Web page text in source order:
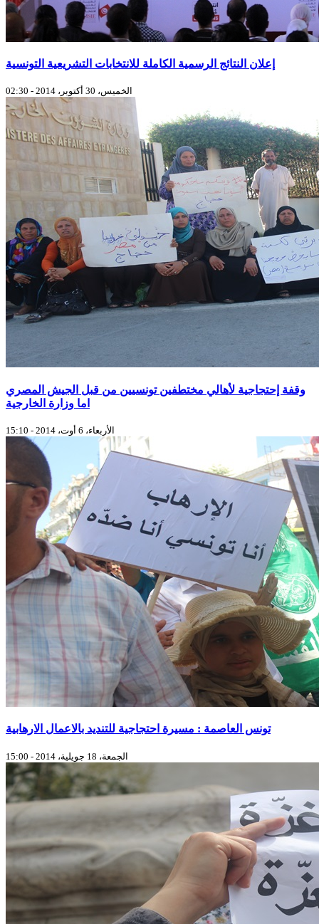
إعلان النتائج الرسمية الكاملة للانتخابات التشريعية التونسية
الخميس، 30 أكتوبر، 2014 - 02:30
وقفة إحتجاجية لأهالي مختطفين تونسيين من قبل الجيش المصري
اما وزارة الخارجية
الأربعاء، 6 أوت، 2014 - 15:10
تونس العاصمة : مسيرة احتجاجية للتنديد بالاعمال الارهابية
الجمعة، 18 جويلية، 2014 - 15:00